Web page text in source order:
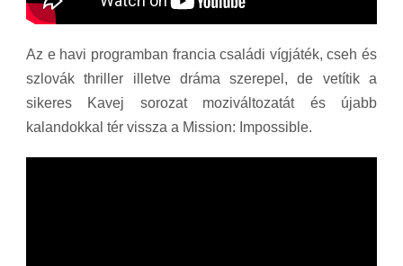
Az e havi programban francia családi vígjáték, cseh és
szlovák thriller illetve dráma szerepel, de vetítik a
sikeres Kavej sorozat moziváltozatát és újabb
kalandokkal tér vissza a Mission: Impossible.